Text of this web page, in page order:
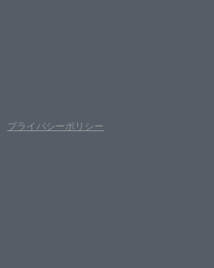
プライバシーポリシー